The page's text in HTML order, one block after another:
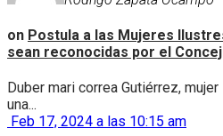
on Postula a las Mujeres
sean reconocidas por el
Duber mari correa Gutiérrez,
una...
Feb 17, 2024 a las 10:15 am